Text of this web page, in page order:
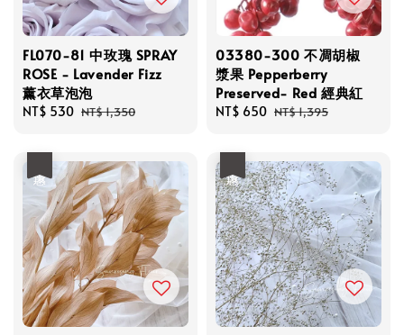
FL070-81 中玫瑰 SPRAY
ROSE - Lavender Fizz
薰衣草泡泡
Sale
NT$ 530 Regular
NT$ 1,350
03380-300 不凋胡椒
漿果 Pepperberry
Preserved- Red 經典紅
Sale
NT$ 650 Regular
NT$ 1,395